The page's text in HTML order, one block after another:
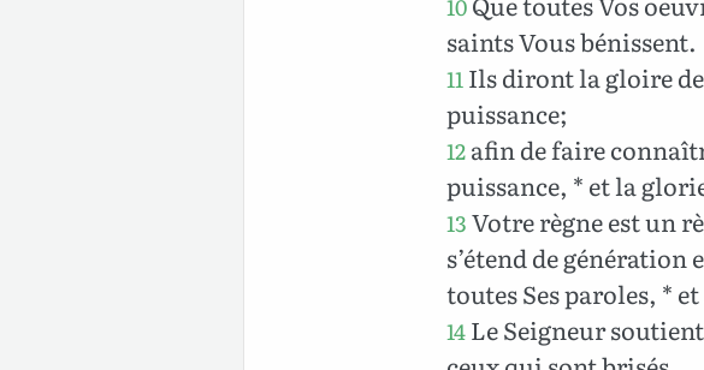
10
saints Vous bénissent.
11Ils diront la gloire
puissance;
12afin de faire
puissance, * et la
13Votre règne est un
s’étend de
toutes Ses paroles, *
14Le Seigneur